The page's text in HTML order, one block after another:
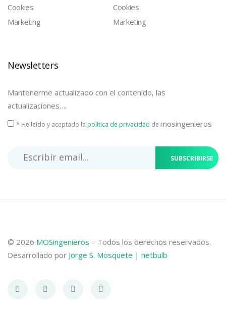
Cookies
Cookies
Marketing
Marketing
Newsletters
Mantenerme actualizado con el contenido, las
actualizaciones….
* He leído y aceptado la política de privacidad de mosingenieros
SUBSCRIBIRSE
© 2026 MOSingenieros – Todos los derechos reservados.
Desarrollado por Jorge S. Mosquete | netbulb